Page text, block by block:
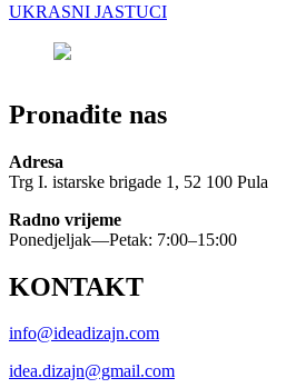
UKRASNI JASTUCI
Pronađite nas
Adresa
Trg I. istarske brigade 1, 52 100 Pula
Radno vrijeme
Ponedjeljak—Petak: 7:00–15:00
KONTAKT
info@ideadizajn.com
idea.dizajn@gmail.com